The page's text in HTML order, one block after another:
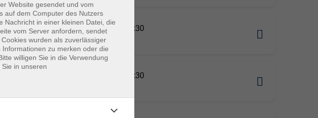
Di. 22.09.2026 17:30
Online
Di. 22.09.2026 18:30
Website gesendet und vom
auf dem Computer des Nutzers
Nachricht in einer kleinen Datei, die
vom Server anfordern, sendet
wurden als zuverlässiger
zu merken oder die
willigen Sie in die Verwendung
in unseren